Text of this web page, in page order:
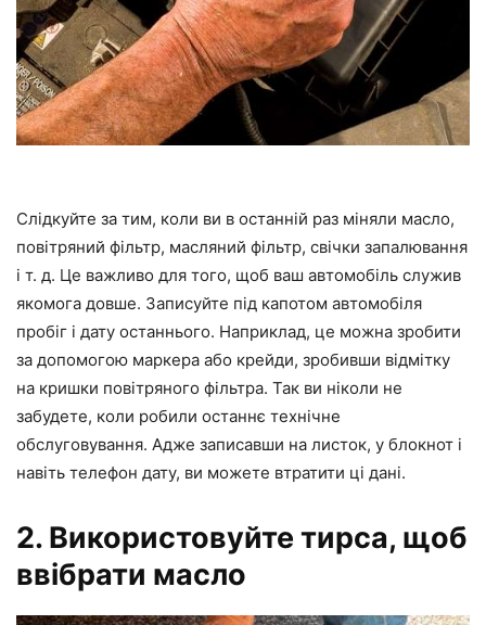
Слідкуйте за тим, коли ви в останній раз міняли масло,
повітряний фільтр, масляний фільтр, свічки запалювання
і т. д. Це важливо для того, щоб ваш автомобіль служив
якомога довше. Записуйте під капотом автомобіля
пробіг і дату останнього. Наприклад, це можна зробити
за допомогою маркера або крейди, зробивши відмітку
на кришки повітряного фільтра. Так ви ніколи не
забудете, коли робили останнє технічне
обслуговування. Адже записавши на листок, у блокнот і
навіть телефон дату, ви можете втратити ці дані.
2. Використовуйте тирса, щоб
ввібрати масло